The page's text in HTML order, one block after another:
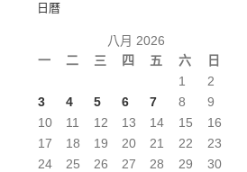
日曆
八月 2026
一
二 三 四 五 六 日
1
2
3
4 5 6 7 8
9
10
11 12 13 14 15
16
17
18 19 20 21 22
23
24
25 26 27 28 29
30